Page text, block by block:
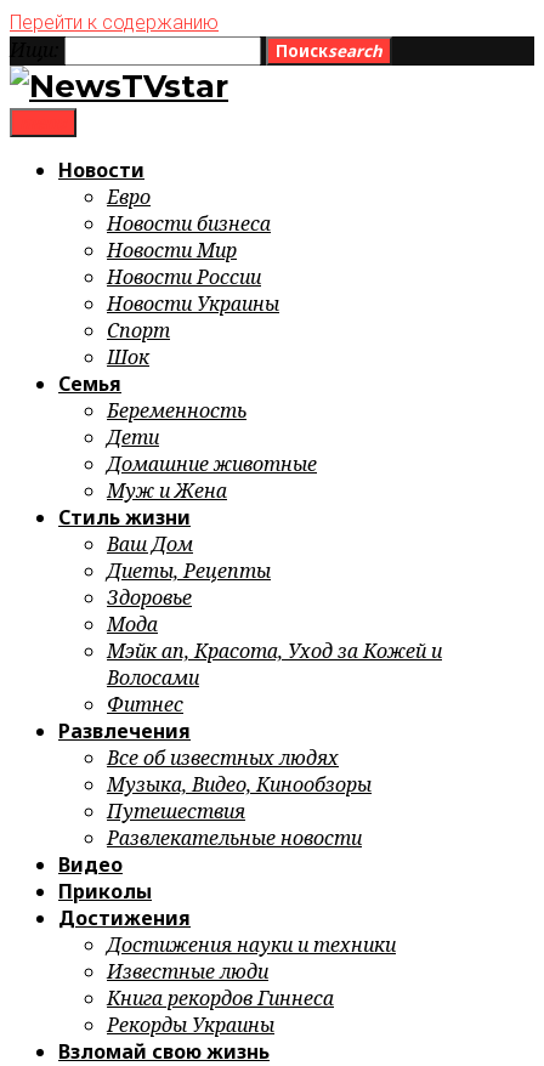
Перейти к содержанию
Поискsearch
Новости
Евро
Новости бизнеса
Новости Мир
Новости России
Новости Украины
Спорт
Шок
Семья
Беременность
Дети
Домашние животные
Муж и Жена
Стиль жизни
Ваш Дом
Диеты, Рецепты
Здоровье
Мода
Мэйк ап, Красота, Уход за Кожей и
Волосами
Фитнес
Развлечения
Все об известных людях
Музыка, Видео, Кинообзоры
Путешествия
Развлекательные новости
Видео
Приколы
Достижения
Достижения науки и техники
Известные люди
Книга рекордов Гиннеса
Рекорды Украины
Взломай свою жизнь